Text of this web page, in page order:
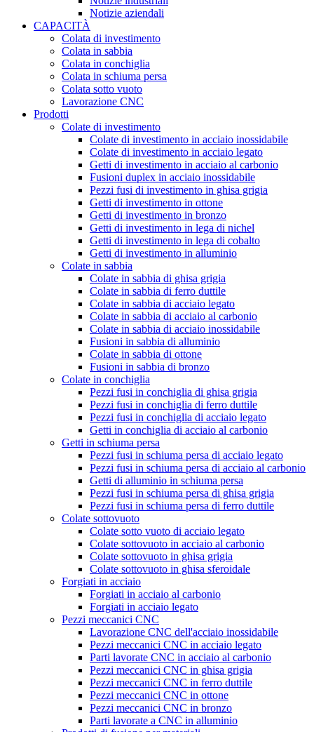
Notizie aziendali
CAPACITÀ
Colata di investimento
Colata in sabbia
Colata in conchiglia
Colata in schiuma persa
Colata sotto vuoto
Lavorazione CNC
Prodotti
Colate di investimento
Colate di investimento in acciaio inossidabile
Colate di investimento in acciaio legato
Getti di investimento in acciaio al carbonio
Fusioni duplex in acciaio inossidabile
Pezzi fusi di investimento in ghisa grigia
Getti di investimento in ottone
Getti di investimento in bronzo
Getti di investimento in lega di nichel
Getti di investimento in lega di cobalto
Getti di investimento in alluminio
Colate in sabbia
Colate in sabbia di ghisa grigia
Colate in sabbia di ferro duttile
Colate in sabbia di acciaio legato
Colate in sabbia di acciaio al carbonio
Colate in sabbia di acciaio inossidabile
Fusioni in sabbia di alluminio
Colate in sabbia di ottone
Fusioni in sabbia di bronzo
Colate in conchiglia
Pezzi fusi in conchiglia di ghisa grigia
Pezzi fusi in conchiglia di ferro duttile
Pezzi fusi in conchiglia di acciaio legato
Getti in conchiglia di acciaio al carbonio
Getti in schiuma persa
Pezzi fusi in schiuma persa di acciaio legato
Pezzi fusi in schiuma persa di acciaio al carbonio
Getti di alluminio in schiuma persa
Pezzi fusi in schiuma persa di ghisa grigia
Pezzi fusi in schiuma persa di ferro duttile
Colate sottovuoto
Colate sotto vuoto di acciaio legato
Colate sottovuoto in acciaio al carbonio
Colate sottovuoto in ghisa grigia
Colate sottovuoto in ghisa sferoidale
Forgiati in acciaio
Forgiati in acciaio al carbonio
Forgiati in acciaio legato
Pezzi meccanici CNC
Lavorazione CNC dell'acciaio inossidabile
Pezzi meccanici CNC in acciaio legato
Parti lavorate CNC in acciaio al carbonio
Pezzi meccanici CNC in ghisa grigia
Pezzi meccanici CNC in ferro duttile
Pezzi meccanici CNC in ottone
Pezzi meccanici CNC in bronzo
Parti lavorate a CNC in alluminio